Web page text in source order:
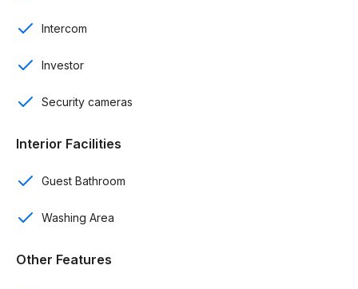
Caseta de basura y bombas
Puerta en madera preciosa
Intercom
Investor
Security cameras
Interior Facilities
Guest Bathroom
Washing Area
Other Features